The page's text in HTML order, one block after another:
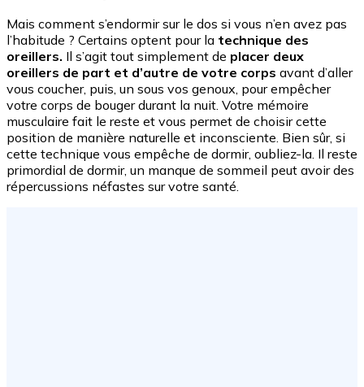
Mais comment s’endormir sur le dos si vous n’en avez pas
l’habitude ? Certains optent pour la technique des
oreillers. Il s’agit tout simplement de placer deux
oreillers de part et d’autre de votre corps avant d’aller
vous coucher, puis, un sous vos genoux, pour empêcher
votre corps de bouger durant la nuit. Votre mémoire
musculaire fait le reste et vous permet de choisir cette
position de manière naturelle et inconsciente. Bien sûr, si
cette technique vous empêche de dormir, oubliez-la. Il reste
primordial de dormir, un manque de sommeil peut avoir des
répercussions néfastes sur votre santé.